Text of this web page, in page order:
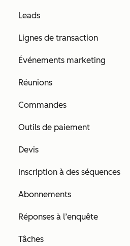
Leads
Lignes de transaction
Événements marketing
Réunions
Commandes
Outils de paiement
Devis
Inscription à des séquences
Abonnements
Réponses à l’enquête
Tâches